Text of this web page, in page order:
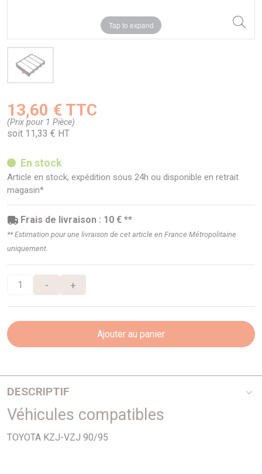
Tap to expand
13,60 € TTC
(Prix pour 1 Pièce)
soit 11,33 € HT
En stock
Article en stock, expédition sous 24h ou disponible en retrait
magasin*
Frais de livraison : 10 € **
** Estimation pour une livraison de cet article en France Métropolitaine
uniquement.
- +
Ajouter au panier
DESCRIPTIF
Rectangulaire - 245mm x 206mm x 52mm 3,4I V6
Véhicules compatibles
TOYOTA KZJ-VZJ 90/95